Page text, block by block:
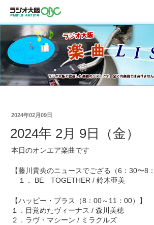
2024年02月09日
2024年 2月 9日（金）
本日のオンエア楽曲です
【藤川貴央のニュースでござる（6：30〜8
１． BE TOGETHER / 鈴木亜美
【ハッピー・プラス（8：00～11：00）】
１．目覚めたヴィーナス / 森川美穂
２．ラヴ・マシーン / ミラクルズ